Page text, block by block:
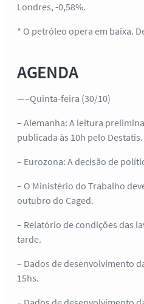
Londres, -0,58%.
* O petróleo opera em baixa.
AGENDA
—–Quinta-feira (30/10)
– Alemanha: A leitura
publicada às 10h pelo Destatis.
– Eurozona: A decisão de
– O Ministério do Trabalho
outubro do Caged.
– Relatório de condições das
tarde.
– Dados de desenvolvimento
15hs.